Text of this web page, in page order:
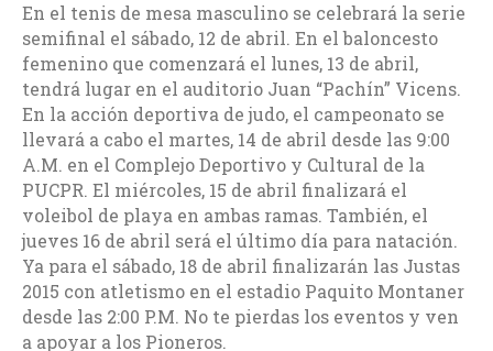
En el tenis de mesa masculino se celebrará la serie
semifinal el sábado, 12 de abril. En el baloncesto
femenino que comenzará el lunes, 13 de abril,
tendrá lugar en el auditorio Juan “Pachín” Vicens.
En la acción deportiva de judo, el campeonato se
llevará a cabo el martes, 14 de abril desde las 9:00
A.M. en el Complejo Deportivo y Cultural de la
PUCPR. El miércoles, 15 de abril finalizará el
voleibol de playa en ambas ramas. También, el
jueves 16 de abril será el último día para natación.
Ya para el sábado, 18 de abril finalizarán las Justas
2015 con atletismo en el estadio Paquito Montaner
desde las 2:00 P.M. No te pierdas los eventos y ven
a apoyar a los Pioneros.